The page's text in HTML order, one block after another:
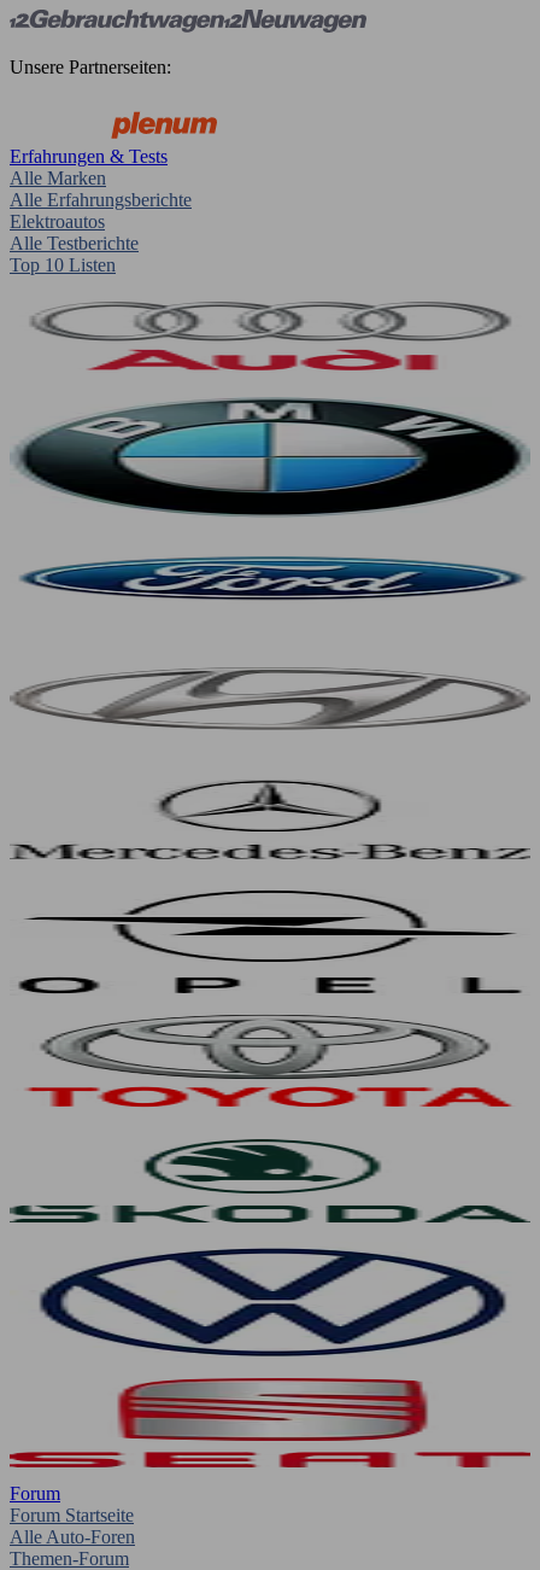
Unsere Partnerseiten:
Erfahrungen & Tests
Alle Marken
Alle Erfahrungsberichte
Elektroautos
Alle Testberichte
Top 10 Listen
Forum
Forum Startseite
Alle Auto-Foren
Themen-Forum